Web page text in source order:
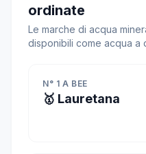
ordinate
Le marche di acqua
disponibili come acqua a
N° 1 A BEE
🥇 Lauretana